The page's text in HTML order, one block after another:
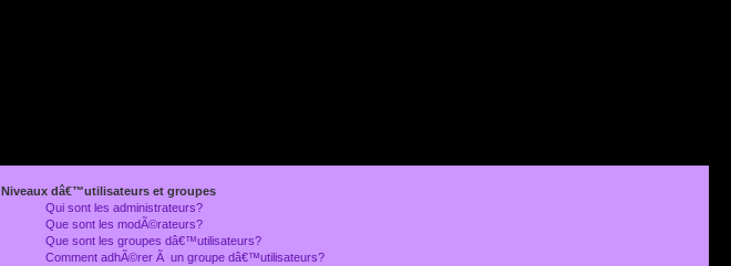
Niveaux dâ€™utilisateurs et groupes
Qui sont les administrateurs?
Que sont les modÃ©rateurs?
Que sont les groupes dâ€™utilisateurs?
Comment adhÃ©rer Ã un groupe dâ€™utilisateurs?